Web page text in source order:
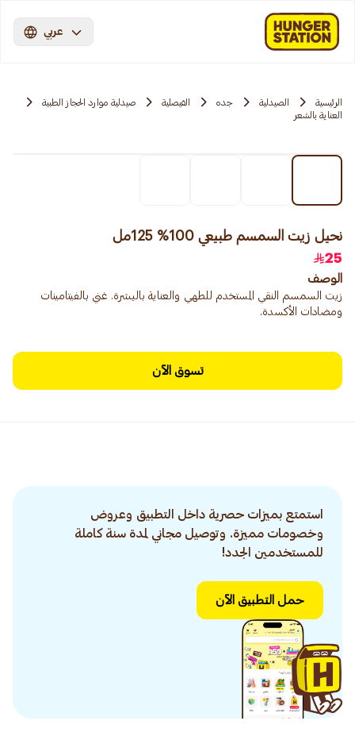
عربي
الرئيسية الصيدلية جده الفيصلية
صيدلية موارد الحجاز الطبية
العناية بالشعر
نحيل زيت السمسم طبيعي 100% 125مل
25
الوصف
زيت السمسم النقي المستخدم للطهي والعناية بالبشرة. غني بالفيتامينات
ومضادات الأكسدة.
تسوق الآن
استمتع بميزات حصرية داخل التطبيق وعروض
وخصومات مميزة. وتوصيل مجاني لمدة سنة كاملة
للمستخدمين الجدد!
حمل التطبيق الآن